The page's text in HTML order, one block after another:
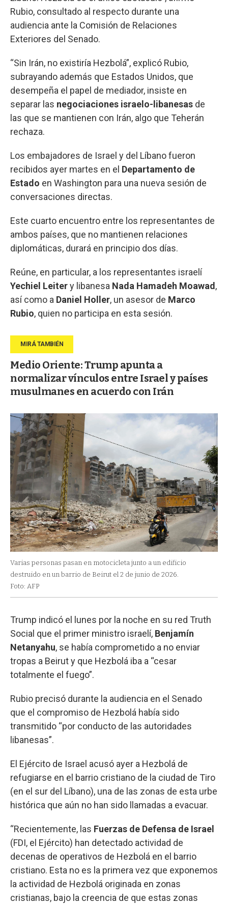
Rubio, consultado al respecto durante una
audiencia ante la Comisión de Relaciones
Exteriores del Senado.
“Sin Irán, no existiría Hezbolá”, explicó Rubio,
subrayando además que Estados Unidos, que
desempeña el papel de mediador, insiste en
separar las negociaciones israelo-libanesas de
las que se mantienen con Irán, algo que Teherán
rechaza.
Los embajadores de Israel y del Líbano fueron
recibidos ayer martes en el Departamento de
Estado en Washington para una nueva sesión de
conversaciones directas.
Este cuarto encuentro entre los representantes de
ambos países, que no mantienen relaciones
diplomáticas, durará en principio dos días.
Reúne, en particular, a los representantes israelí
Yechiel Leitery libanesa Nada Hamadeh Moawad ,
así como a Daniel Holler, un asesor de Marco
Rubio, quien no participa en esta sesión.
Medio Oriente: Trump apunta a
normalizar vínculos entre Israel y países
musulmanes en acuerdo con Irán
Varias personas pasan en motocicleta junto a un edificio
destruido en un barrio de Beirut el 2 de junio de 2026.
Foto: AFP
Trump indicó el lunes por la noche en su red Truth
Social que el primer ministro israelí, Benjamín
Netanyahu, se había comprometido a no enviar
tropas a Beirut y que Hezbolá iba a “cesar
totalmente el fuego”.
Rubio precisó durante la audiencia en el Senado
que el compromiso de Hezbolá había sido
transmitido “por conducto de las autoridades
libanesas”.
El Ejército de Israel acusó ayer a Hezbolá de
refugiarse en el barrio cristiano de la ciudad de Tiro
(en el sur del Líbano), una de las zonas de esta urbe
histórica que aún no han sido llamadas a evacuar.
“Recientemente, las Fuerzas de Defensa de Israel
(FDI, el Ejército) han detectado actividad de
decenas de operativos de Hezbolá en el barrio
cristiano. Esta no es la primera vez que exponemos
la actividad de Hezbolá originada en zonas
cristianas, bajo la creencia de que estas zonas